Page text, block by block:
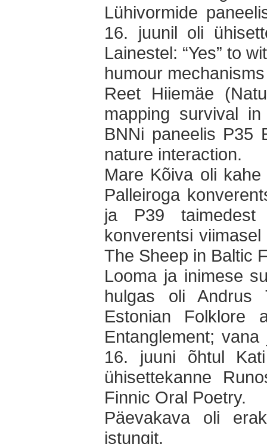
Lühivormide
16. juunil oli
Lainestel: “Yes” to
humour
Reet Hiiemäe
mapping survival
BNNi paneelis P35
nature interaction.
Mare Kõiva oli
Palleiroga
ja P39 taimedest
konverentsi
The Sheep in Baltic
Looma ja inimese
hulgas oli Andrus
Estonian Folklore
Entanglement;
16. juuni õhtul
ühisettekanne
Finnic Oral Poetry.
Päevakava oli
istungit.